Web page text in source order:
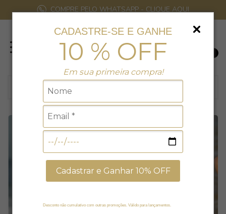
CADASTRE-SE E GANHE
10 % OFF
Em sua primeira compra!
Cadastrar e Ganhar 10% OFF
Desconto não cumulativo com outras promoções. Válido para lançamentos.
COMPRE PELO WHATSAPP - CLIQUE AQUI